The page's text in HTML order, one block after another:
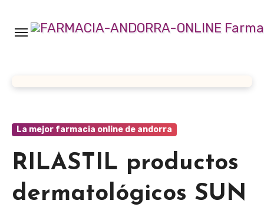
contenido
La mejor farmacia online de andorra
RILASTIL productos
dermatológicos SUN